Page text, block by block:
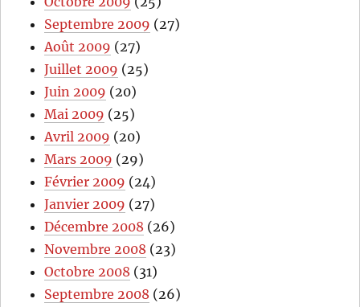
Septembre 2009 (27)
Août 2009 (27)
Juillet 2009 (25)
Juin 2009 (20)
Mai 2009 (25)
Avril 2009 (20)
Mars 2009 (29)
Février 2009 (24)
Janvier 2009 (27)
Décembre 2008 (26)
Novembre 2008 (23)
Octobre 2008 (31)
Septembre 2008 (26)